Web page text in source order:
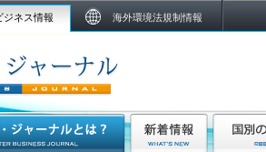
ジネス情報 海外環境法規制情報